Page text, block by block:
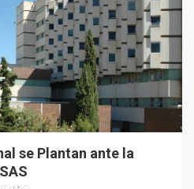
se Plantan ante la